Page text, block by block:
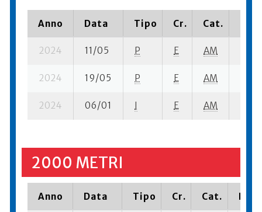
Anno Data Tipo Cr. Cat.
2024 11/05 P E AM
2024 19/05 P E AM
2024 06/01 I E AM
2000 METRI
Anno Data Tipo Cr. Cat.